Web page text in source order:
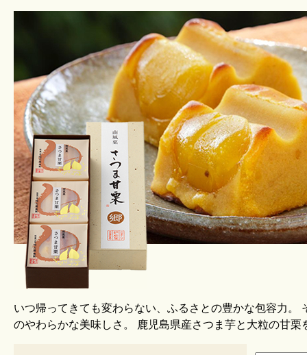
いつ帰ってきても変わらない、ふるさとの豊かな包容力。
のやわらかな美味しさ。 鹿児島県産さつま芋と大粒の甘栗